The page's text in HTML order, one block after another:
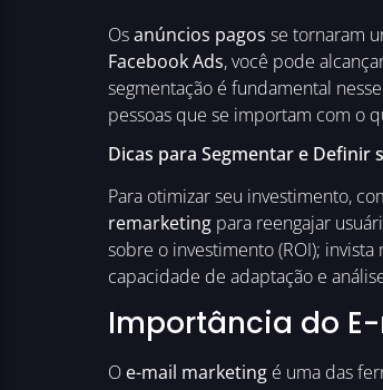
Osanúncios pagos se tornaram
Facebook Ads, você pode
segmentação é fundamental
pessoas que se importam com o
Dicas para Segmentar e Definir
Para otimizar seu investimento,
remarketing para reengajar
sobre o investimento (ROI);
capacidade de adaptação e
Importância do
O e-mail marketing é uma das